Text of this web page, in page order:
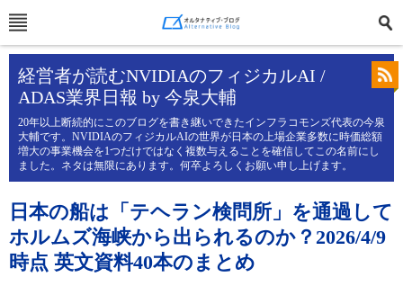
経営者が読むNVIDIAのフィジカルAI /
ADAS業界日報 by 今泉大輔
20年以上断続的にこのブログを書き継いできたインフラコモンズ代表の今泉
大輔です。NVIDIAのフィジカルAIの世界が日本の上場企業多数に時価総額
増大の事業機会を1つだけではなく複数与えることを確信してこの名前にし
ました。ネタは無限にあります。何卒よろしくお願い申し上げます。
日本の船は「テヘラン検問所」を通過して
ホルムズ海峡から出られるのか？2026/4/9
時点 英文資料40本のまとめ